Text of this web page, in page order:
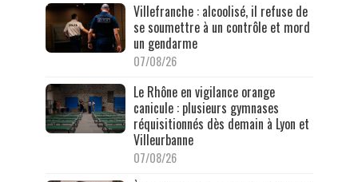
Villefranche : alcoolisé, il refuse de
se soumettre à un contrôle et mord
un gendarme
07/08/26
Le Rhône en vigilance orange
canicule : plusieurs gymnases
réquisitionnés dès demain à Lyon et
Villeurbanne
07/08/26